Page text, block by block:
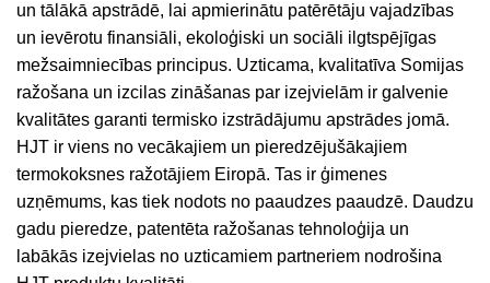
un tālākā apstrādē, lai apmierinātu patērētāju vajadzības
un ievērotu finansiāli, ekoloģiski un sociāli ilgtspējīgas
mežsaimniecības principus. Uzticama, kvalitatīva Somijas
ražošana un izcilas zināšanas par izejvielām ir galvenie
kvalitātes garanti termisko izstrādājumu apstrādes jomā.
HJT ir viens no vecākajiem un pieredzējušākajiem
termokoksnes ražotājiem Eiropā. Tas ir ģimenes
uzņēmums, kas tiek nodots no paaudzes paaudzē. Daudzu
gadu pieredze, patentēta ražošanas tehnoloģija un
labākās izejvielas no uzticamiem partneriem nodrošina